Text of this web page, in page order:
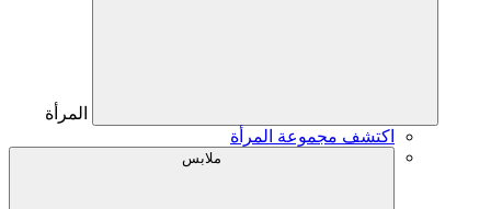
المرأة
اكتشف مجموعة المرأة
ملابس